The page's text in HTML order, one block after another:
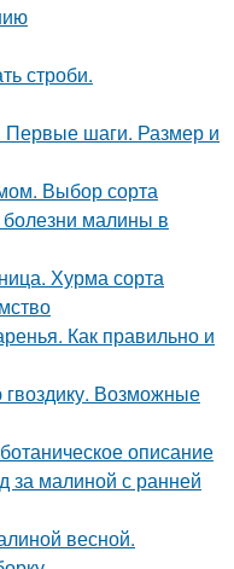
строби.
Первые шаги. Размер и
Выбор сорта
малины в
Хурма сорта
Как правильно и
Возможные
описание
за малиной с ранней
весной.